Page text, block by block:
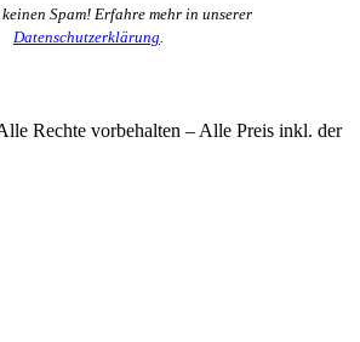
keinen Spam! Erfahre mehr in unserer
Datenschutzerklärung.
Rechte vorbehalten – Alle Preis inkl. der